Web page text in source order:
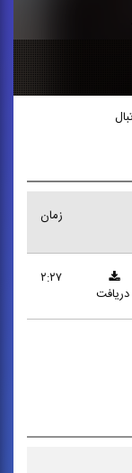
زمان
۲:۲۷
دریافت